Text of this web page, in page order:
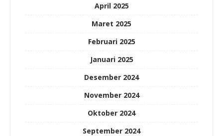
April 2025
Maret 2025
Februari 2025
Januari 2025
Desember 2024
November 2024
Oktober 2024
September 2024